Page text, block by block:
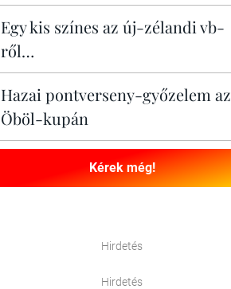
Egy kis színes az új-zélandi vb-
ről…
Hazai pontverseny-győzelem az
Öböl-kupán
Kérek még!
Hirdetés
Hirdetés